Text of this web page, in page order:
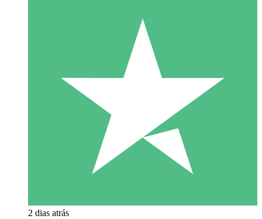
2 dias atrás